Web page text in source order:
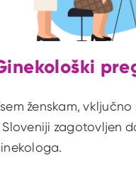
ženskam,
Sloveniji zagotovljen